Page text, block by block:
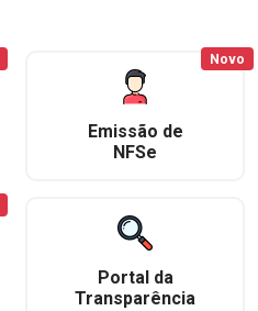
Emissão de
NFSe
Novo
Portal da
Transparência